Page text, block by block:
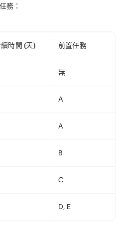
務：
時間 (天) 前置任務
無
A
A
B
C
D, E